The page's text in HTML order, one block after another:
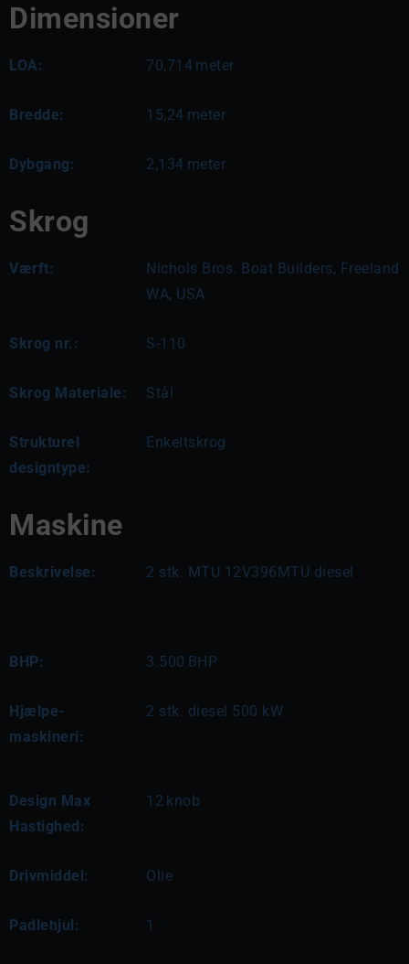
Dimensioner
LOA: 70,714 meter
Bredde: 15,24 meter
Dybgang: 2,134 meter
Skrog
Værft:
Nichols Bros. Boat Builders, Freeland
WA, USA
Skrog nr.: S-110
Skrog Materiale: Stål
Strukturel
designtype:
Enkeltskrog
Maskine
Beskrivelse: 2 stk. MTU 12V396MTU diesel
BHP: 3.500 BHP
Hjælpe-
maskineri:
2 stk. diesel 500 kW
Design Max
Hastighed:
12 knob
Drivmiddel: Olie
Padlehjul: 1